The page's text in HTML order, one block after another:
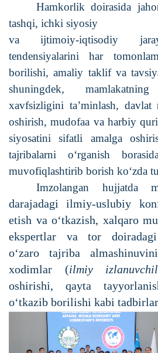
Hamkorlik doirasida
tashqi, ichki siyosiy
va ijtimoiy-iqtisodiy
tendensiyalarini har
borilishi, amaliy taklif va
shuningdek,
xavfsizligini ta’minlash,
oshirish, mudofaa va harbiy
siyosatini sifatli amalga
tajribalarni o‘rganish
muvofiqlashtirib borish ko‘zda
Imzolangan hujjatda
darajadagi ilmiy-uslubiy
etish va o‘tkazish, xalqaro
ekspertlar va tor doiradagi
o‘zaro tajriba
xodimlar (ilmiy
oshirishi, qayta
o‘tkazib borilishi kabi